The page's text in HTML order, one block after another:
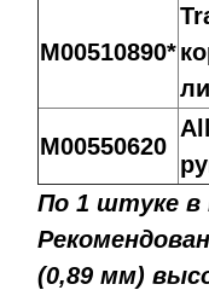
M00510890*
M00550620
По 1 штуке в
(0,89 мм)